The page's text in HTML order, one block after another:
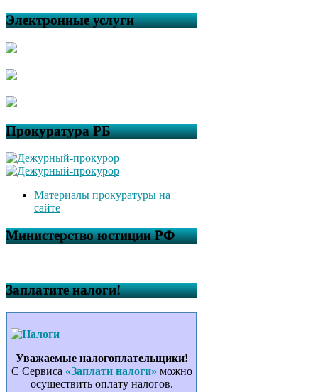
Электронные услуги
Прокуратура РБ
Материалы прокуратуры на
сайте
Министерство юстиции РФ
Заплатите налоги!
Уважаемые налогоплательщики!
С Сервиса «Заплати налоги» можно
осуществить оплату налогов.